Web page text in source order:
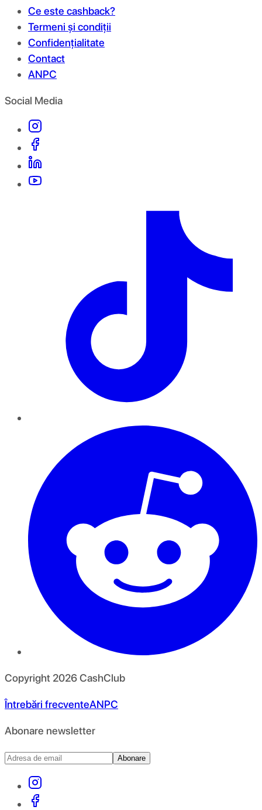
Ce este cashback?
Termeni și condiții
Confidențialitate
Contact
ANPC
Social Media
Copyright 2026CashClub
Întrebări frecventeANPC
Abonare newsletter
Abonare